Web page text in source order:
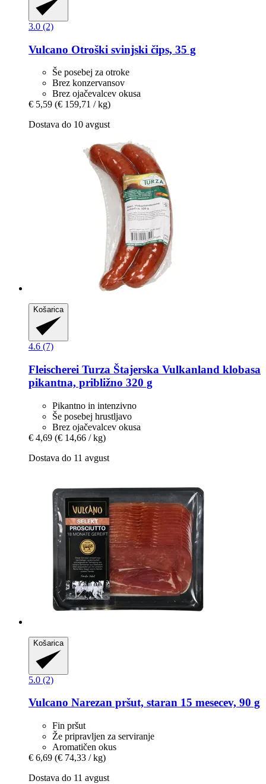
3.0 (2)
Vulcano Otroški svinjski čips, 35 g
Še posebej za otroke
Brez konzervansov
Brez ojačevalcev okusa
€ 5,59 (€ 159,71 / kg)
Dostava do 10 avgust
Košarica
4.6 (7)
Fleischerei Turza Štajerska Vulkanland klobasa
pikantna, približno 320 g
Pikantno in intenzivno
Še posebej hrustljavo
Brez ojačevalcev okusa
€ 4,69 (€ 14,66 / kg)
Dostava do 11 avgust
Košarica
5.0 (2)
Vulcano Narezan pršut, staran 15 mesecev, 90 g
Fin pršut
Že pripravljen za serviranje
Aromatičen okus
€ 6,69 (€ 74,33 / kg)
Dostava do 11 avgust